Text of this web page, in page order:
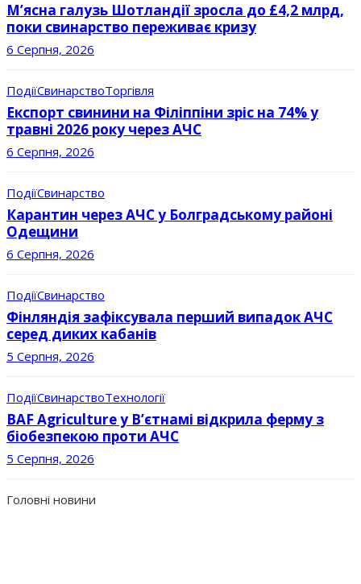
М’ясна галузь Шотландії зросла до £4,2 млрд,
поки свинарство переживає кризу
6 Серпня, 2026
ПодіїСвинарствоТоргівля
Експорт свинини на Філіппіни зріс на 74% у
травні 2026 року через АЧС
6 Серпня, 2026
ПодіїСвинарство
Карантин через АЧС у Болградському районі
Одещини
6 Серпня, 2026
ПодіїСвинарство
Фінляндія зафіксувала перший випадок АЧС
серед диких кабанів
5 Серпня, 2026
ПодіїСвинарствоТехнології
BAF Agriculture у В’єтнамі відкрила ферму з
біобезпекою проти АЧС
5 Серпня, 2026
Головні новини